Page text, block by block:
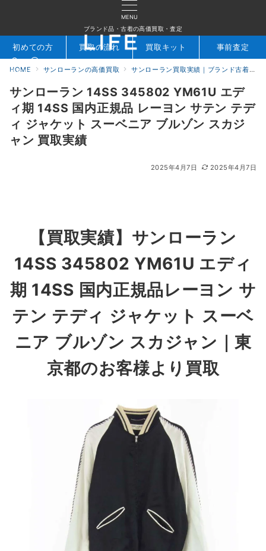
MENU
ブランド品・古着の高価買取・査定
検索 お問合せ
初めての方 買取の流れ 買取キット 事前査定
HOME サンローランの高価買取 サンローラン買取実績｜ブランド古着専門店LIFE
サンローラン 14SS 345802 YM61U エデ
ィ期 14SS 国内正規品 レーヨン サテン テデ
ィ ジャケット スーベニア ブルゾン スカジ
ャン 買取実績
2025年4月7日 2025年4月7日
【買取実績】 サンローラン
14SS 345802 YM61U エディ
期 14SS 国内正規品レーヨン サ
テン テディ ジャケット スーベ
ニア ブルゾン スカジャン ｜東
京都のお客様より買取